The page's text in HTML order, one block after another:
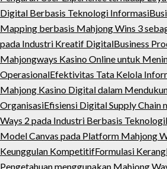
Digital Berbasis Teknologi Informasi
Mapping berbasis Mahjong Wins 3
pada Industri Kreatif DigitalBusiness
Mahjongways Kasino Online untuk
OperasionalEfektivitas Tata Kelola
Mahjong Kasino Digital dalam
OrganisasiEfisiensi Digital Supply Chain
Ways 2 pada Industri Berbasis Teknologi
Model Canvas pada Platform Mahjong
Keunggulan KompetitifFormulasi
Pengetahuan menggunakan Mahjong